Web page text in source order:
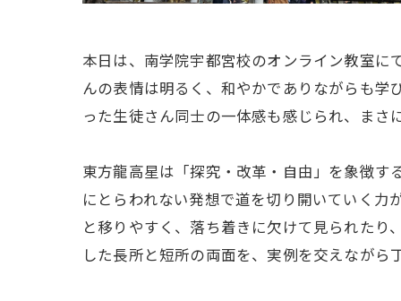
本日は、南学院宇都宮校のオンライン教室に
んの表情は明るく、和やかでありながらも
った生徒さん同士の一体感も感じられ、まさ
東方龍高星は「探究・改革・自由」を象徴す
にとらわれない発想で道を切り開いていく力
と移りやすく、落ち着きに欠けて見られたり
した長所と短所の両面を、実例を交えながら